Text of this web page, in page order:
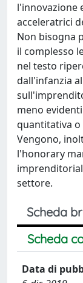
l'innovazione
acceleratrici
Non bisogna
il complesso
nel testo
dall'infanzia
meno
quantitativa
Vengono,
l'honorary
settore.
Scheda
Scheda
Data di